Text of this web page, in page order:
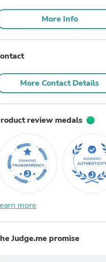
More Info
More Contact Details
review medals
more
Judge.me promise